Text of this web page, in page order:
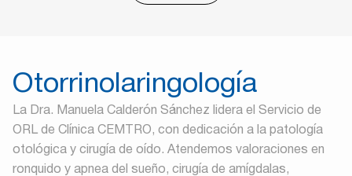
Otorrinolaringología
La Dra. Manuela Calderón Sánchez lidera el Servicio de
ORL de Clínica CEMTRO, con dedicación a la patología
otológica y cirugía de oído. Atendemos valoraciones en
ronquido y apnea del sueño, cirugía de amígdalas,